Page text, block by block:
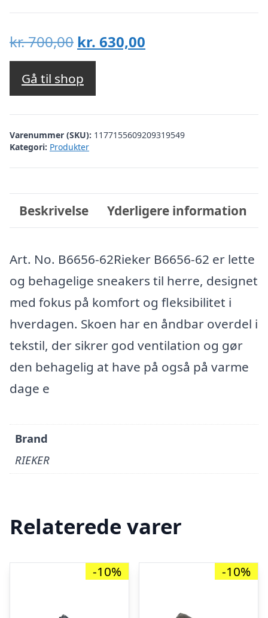
kr.700,00 Den
oprindelige
pris
var:
kr. 700,00.
kr. 630,00
kr. 630,00.
Gå til shop
Varenummer (SKU): 1177155609209319549
Kategori: Produkter
Beskrivelse Yderligere information
Art. No. B6656-62Rieker B6656-62 er lette
og behagelige sneakers til herre, designet
med fokus på komfort og fleksibilitet i
hverdagen. Skoen har en åndbar overdel i
tekstil, der sikrer god ventilation og gør
den behagelig at have på også på varme
dage e
Brand
RIEKER
Relaterede varer
-10% -10%